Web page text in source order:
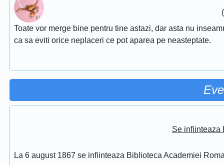
Toate vor merge bine pentru tine astazi, dar asta nu
ca sa eviti orice neplaceri ce pot aparea pe neasteptate.
Se infiinteaza
La 6 august 1867 se infiinteaza Biblioteca Academiei